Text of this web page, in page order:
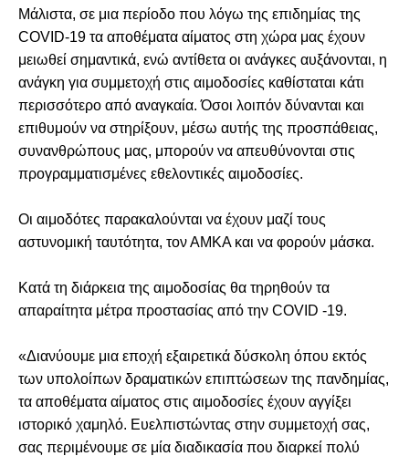
Μάλιστα, σε μια περίοδο που λόγω της επιδημίας της
COVID-19 τα αποθέματα αίματος στη χώρα μας έχουν
μειωθεί σημαντικά, ενώ αντίθετα οι ανάγκες αυξάνονται, η
ανάγκη για συμμετοχή στις αιμοδοσίες καθίσταται κάτι
περισσότερο από αναγκαία. Όσοι λοιπόν δύνανται και
επιθυμούν να στηρίξουν, μέσω αυτής της προσπάθειας,
συνανθρώπους μας, μπορούν να απευθύνονται στις
προγραμματισμένες εθελοντικές αιμοδοσίες.
Οι αιμοδότες παρακαλούνται να έχουν μαζί τους
αστυνομική ταυτότητα, τον ΑΜΚΑ και να φορούν μάσκα.
Κατά τη διάρκεια της αιμοδοσίας θα τηρηθούν τα
απαραίτητα μέτρα προστασίας από την COVID -19.
«Διανύουμε μια εποχή εξαιρετικά δύσκολη όπου εκτός
των υπολοίπων δραματικών επιπτώσεων της πανδημίας,
τα αποθέματα αίματος στις αιμοδοσίες έχουν αγγίξει
ιστορικό χαμηλό. Ευελπιστώντας στην συμμετοχή σας,
σας περιμένουμε σε μία διαδικασία που διαρκεί πολύ